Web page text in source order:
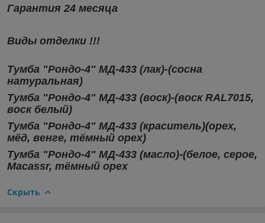
Гарантия 24 месяца
Виды отделки !!!
Тумба "Рондо-4" МД-433 (лак)-(сосна
натуральная)
Тумба "Рондо-4" МД-433 (воск)-(воск RAL7015,
воск белый)
Тумба "Рондо-4" МД-433 (краситель)(орех,
мёд, венге, тёмный орех)
Тумба "Рондо-4" МД-433 (масло)-(белое, серое,
Macassr, тёмный орех
Скрыть